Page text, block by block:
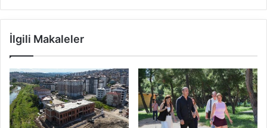
İlgili Makaleler